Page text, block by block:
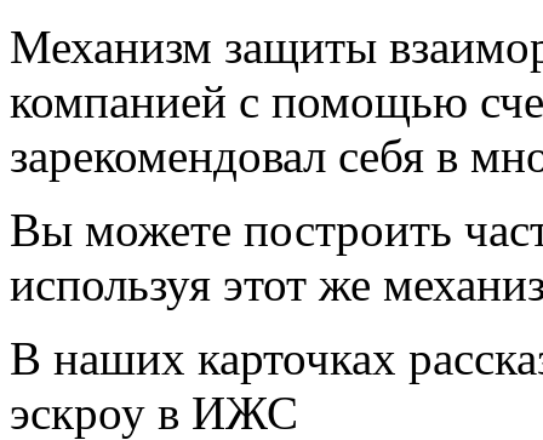
Механизм защиты
компанией с помощью
зарекомендовал себя в
Вы можете построить
используя этот же
В наших карточках
эскроу в ИЖС